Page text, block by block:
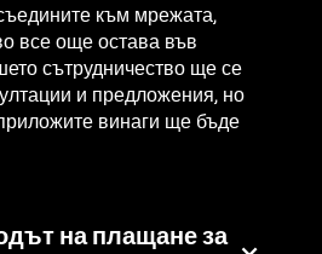
към мрежата,
все още остава във
сътрудничество ще се
и предложения, но
винаги ще бъде
на плащане за